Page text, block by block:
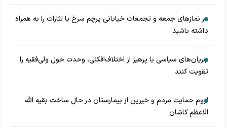
در نماز‌های جمعه و تجمعات خیابانی پرچم سرخ یا لثارات را به همراه
داشته باشید
جریان‌های سیاسی با پرهیز از اختلاف‌افکنی، وحدت حول ولی‌فقیه را
تقویت کنند
لزوم حمایت مردم و خیرین از بیمارستان در حال ساخت بقیه الله
الاعظم کاشان